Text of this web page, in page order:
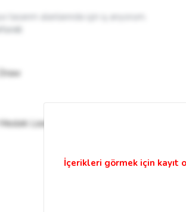
Lisesi - Grafik Tasarım (2002 - 2004)